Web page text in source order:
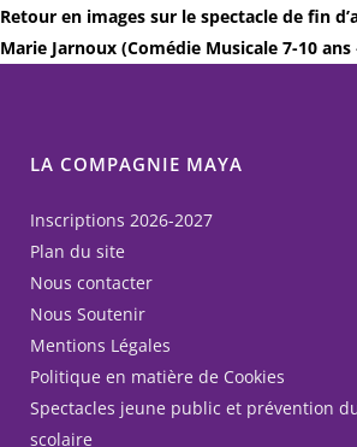
Retour en images sur le spectacle de fin
Marie Jarnoux (Comédie Musicale 7-10 ans
LA COMPAGNIE MAYA
Inscriptions 2026-2027
Plan du site
Nous contacter
Nous Soutenir
Mentions Légales
Politique en matière de Cookies
Spectacles jeune public et prévention
scolaire